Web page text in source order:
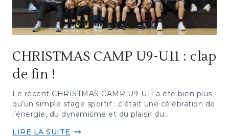
CHRISTMAS CAMP U9-U11 : clap
de fin !
Le récent CHRISTMAS CAMP U9-U11 a été bien plus
qu’un simple stage sportif : c’était une célébration de
l’énergie, du dynamisme et du plaisir du…
LIRE LA SUITE CHRISTMAS